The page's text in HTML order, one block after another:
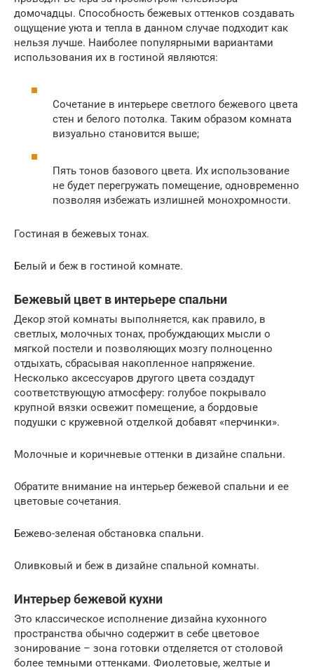
домочадцы. Способность бежевых оттенков создавать
ощущение уюта и тепла в данном случае подходит как
нельзя лучше. Наиболее популярными вариантами
использования их в гостиной являются:
Сочетание в интерьере светлого бежевого цвета
стен и белого потолка. Таким образом комната
визуально становится выше;
Пять тонов базового цвета. Их использование
не будет перегружать помещение, одновременно
позволяя избежать излишней монохромности.
Гостиная в бежевых тонах.
Белый и беж в гостиной комнате.
Бежевый цвет в интерьере спальни
Декор этой комнаты выполняется, как правило, в
светлых, молочных тонах, пробуждающих мысли о
мягкой постели и позволяющих мозгу полноценно
отдыхать, сбрасывая накопленное напряжение.
Несколько аксессуаров другого цвета создадут
соответствующую атмосферу: голубое покрывало
крупной вязки освежит помещение, а бордовые
подушки с кружевной отделкой добавят «перчинки».
Молочные и коричневые оттенки в дизайне спальни.
Обратите внимание на интерьер бежевой спальни и ее
цветовые сочетания.
Бежево-зеленая обстановка спальни.
Оливковый и беж в дизайне спальной комнаты.
Интерьер бежевой кухни
Это классическое исполнение дизайна кухонного
пространства обычно содержит в себе цветовое
зонирование – зона готовки отделяется от столовой
более темными оттенками. Фиолетовые, желтые и